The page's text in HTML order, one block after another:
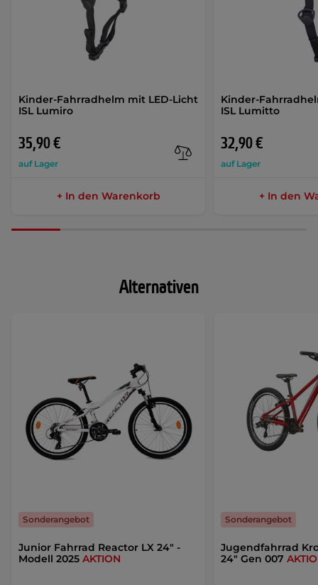
Kinder-Fahrradhelm mit LED-Licht
ISL Lumiro
35,90 €
auf Lager
+ In den Warenkorb
Kinder-
ISL Lumitto
32,90 €
auf Lager
+ In den
Alternativen
Junior Fahrrad Reactor LX 24" -
Modell 2025 AKTION
Sonderangebot
Jugendfahrrad
24" Gen 007
Sonderangebot